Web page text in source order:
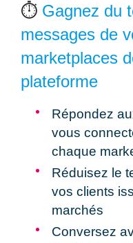
⏱️ Gagnez du
messages de
marketplaces
plateforme
Répondez
vous
chaque
Réduisez le
vos clients
marchés
Conversez